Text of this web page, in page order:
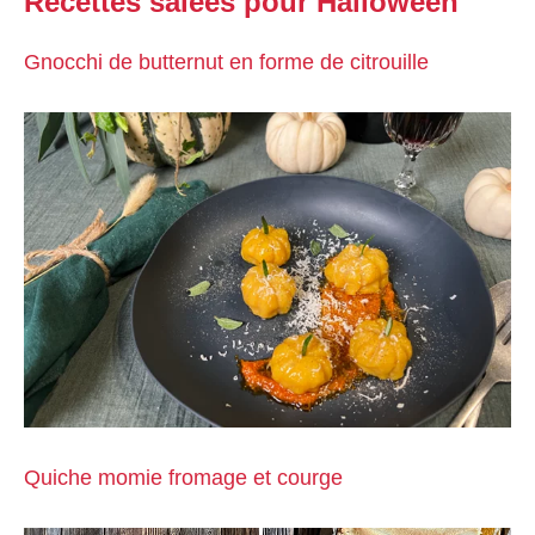
Gnocchi de butternut en forme de citrouille
Quiche momie fromage et courge